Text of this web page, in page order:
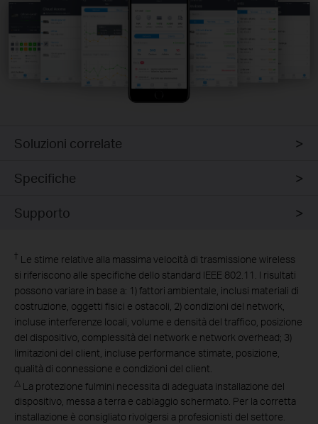
Soluzioni correlate
Specifiche
Supporto
† Le stime relative alla massima velocità di trasmissione wireless
si riferiscono alle specifiche dello standard IEEE 802.11. I risultati
possono variare in base a: 1) fattori ambientale, inclusi materiali di
costruzione, oggetti fisici e ostacoli, 2) condizioni del network,
incluse interferenze locali, volume e densità del traffico, posizione
del dispositivo, complessità del network e network overhead; 3)
limitazioni del client, incluse performance stimate, posizione,
qualità di connessione e condizioni del client.
△ La protezione fulmini necessita di adeguata installazione del
dispositivo, messa a terra e cablaggio schermato. Per la corretta
installazione è consigliato rivolgersi a profesionisti del settore.